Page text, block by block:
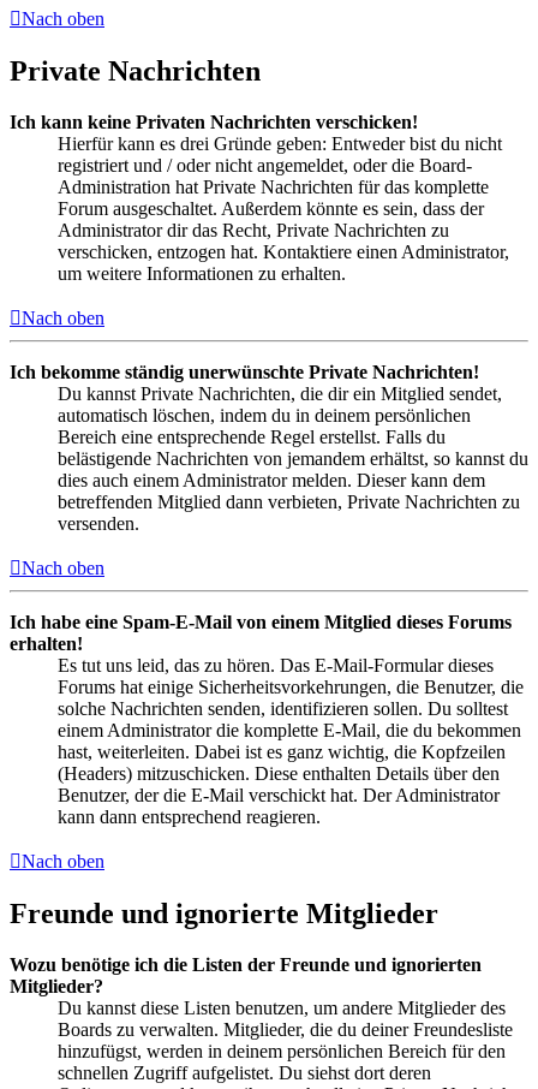
Nach oben
Private Nachrichten
Ich kann keine Privaten Nachrichten verschicken!
Hierfür kann es drei Gründe geben: Entweder bist du nicht
registriert und / oder nicht angemeldet, oder die Board-
Administration hat Private Nachrichten für das komplette
Forum ausgeschaltet. Außerdem könnte es sein, dass der
Administrator dir das Recht, Private Nachrichten zu
verschicken, entzogen hat. Kontaktiere einen Administrator,
um weitere Informationen zu erhalten.
Nach oben
Ich bekomme ständig unerwünschte Private Nachrichten!
Du kannst Private Nachrichten, die dir ein Mitglied sendet,
automatisch löschen, indem du in deinem persönlichen
Bereich eine entsprechende Regel erstellst. Falls du
belästigende Nachrichten von jemandem erhältst, so kannst du
dies auch einem Administrator melden. Dieser kann dem
betreffenden Mitglied dann verbieten, Private Nachrichten zu
versenden.
Nach oben
Ich habe eine Spam-E-Mail von einem Mitglied dieses Forums
erhalten!
Es tut uns leid, das zu hören. Das E-Mail-Formular dieses
Forums hat einige Sicherheitsvorkehrungen, die Benutzer, die
solche Nachrichten senden, identifizieren sollen. Du solltest
einem Administrator die komplette E-Mail, die du bekommen
hast, weiterleiten. Dabei ist es ganz wichtig, die Kopfzeilen
(Headers) mitzuschicken. Diese enthalten Details über den
Benutzer, der die E-Mail verschickt hat. Der Administrator
kann dann entsprechend reagieren.
Nach oben
Freunde und ignorierte Mitglieder
Wozu benötige ich die Listen der Freunde und ignorierten
Mitglieder?
Du kannst diese Listen benutzen, um andere Mitglieder des
Boards zu verwalten. Mitglieder, die du deiner Freundesliste
hinzufügst, werden in deinem persönlichen Bereich für den
schnellen Zugriff aufgelistet. Du siehst dort deren